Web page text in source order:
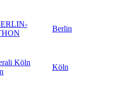
Berlin
Köln
Köln